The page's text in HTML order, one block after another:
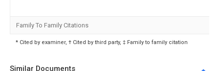
Family To Family Citations
* Cited by examiner, † Cited by third party, ‡ Family to family citation
Similar Documents